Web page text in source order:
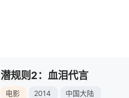
潜规则2：血泪代言
电影 2014 中国大陆